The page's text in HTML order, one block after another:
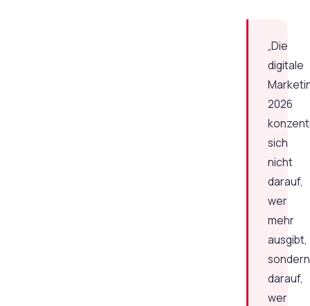
„Die
digitale
2026
sich
nicht
darauf,
wer
mehr
ausgibt,
sondern
darauf,
wer